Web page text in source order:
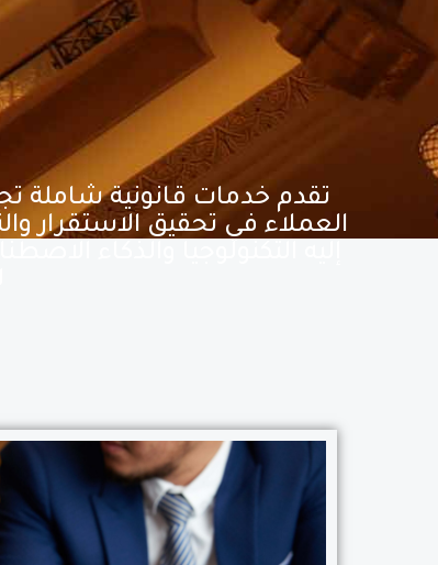
تقدم خدمات قانونية شاملة
العملاء في تحقيق الاستقرار